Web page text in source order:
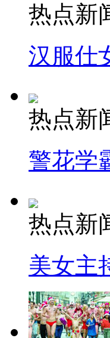
热点新
汉服仕
热点新
警花学
热点新
美女主